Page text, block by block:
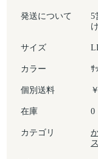
発送について
5
サイズ
カラー ｻ
個別送料
在庫 0
カテゴリ